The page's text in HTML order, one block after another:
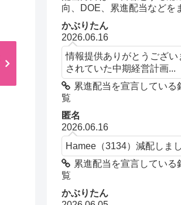
向、DOE、累進配当などを
かぶりたん
2026.06.16
情報提供ありがとうござい
されていた中期経営計画...
累進配当を宣言している
覧
匿名
2026.06.16
Hamee（3134）減配しまし
累進配当を宣言している
覧
かぶりたん